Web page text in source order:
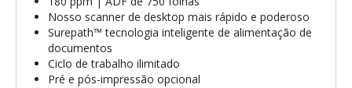
Nosso scanner de desktop mais rápido e poderoso
Surepath™ tecnologia inteligente de alimentação de
documentos
Ciclo de trabalho ilimitado
Pré e pós-impressão opcional